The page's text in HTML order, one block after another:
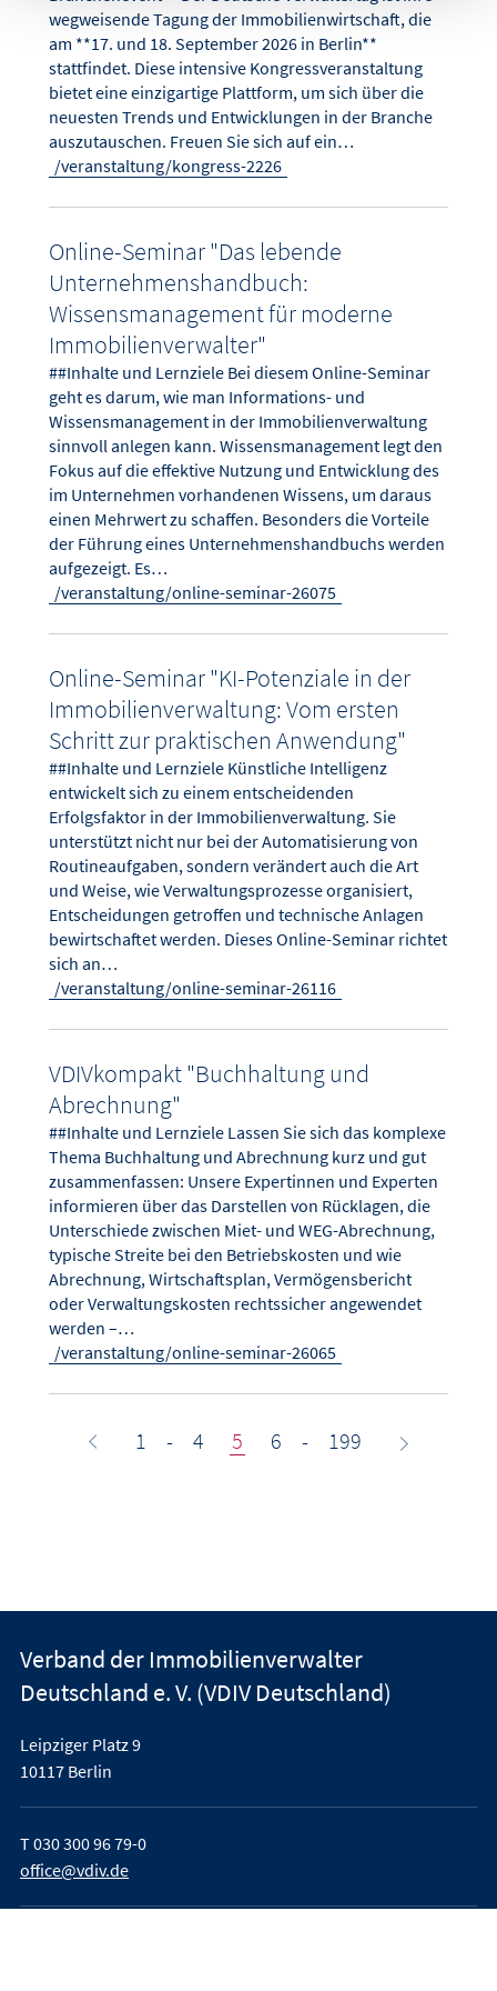
wegweisende Tagung der Immobilienwirtschaft, die
am **17. und 18. September 2026 in Berlin**
stattfindet. Diese intensive Kongressveranstaltung
bietet eine einzigartige Plattform, um sich über die
neuesten Trends und Entwicklungen in der Branche
auszutauschen. Freuen Sie sich auf ein…
/veranstaltung/kongress-2226
Online-Seminar "Das lebende
Unternehmenshandbuch:
Wissensmanagement für moderne
Immobilienverwalter"
##Inhalte und Lernziele Bei diesem Online-Seminar
geht es darum, wie man Informations- und
Wissensmanagement in der Immobilienverwaltung
sinnvoll anlegen kann. Wissensmanagement legt den
Fokus auf die effektive Nutzung und Entwicklung des
im Unternehmen vorhandenen Wissens, um daraus
einen Mehrwert zu schaffen. Besonders die Vorteile
der Führung eines Unternehmenshandbuchs werden
aufgezeigt. Es…
/veranstaltung/online-seminar-26075
Online-Seminar "KI-Potenziale in der
Immobilienverwaltung: Vom ersten
Schritt zur praktischen Anwendung"
##Inhalte und Lernziele Künstliche Intelligenz
entwickelt sich zu einem entscheidenden
Erfolgsfaktor in der Immobilienverwaltung. Sie
unterstützt nicht nur bei der Automatisierung von
Routineaufgaben, sondern verändert auch die Art
und Weise, wie Verwaltungsprozesse organisiert,
Entscheidungen getroffen und technische Anlagen
bewirtschaftet werden. Dieses Online-Seminar richtet
sich an…
/veranstaltung/online-seminar-26116
VDIVkompakt "Buchhaltung und
Abrechnung"
##Inhalte und Lernziele Lassen Sie sich das komplexe
Thema Buchhaltung und Abrechnung kurz und gut
zusammenfassen: Unsere Expertinnen und Experten
informieren über das Darstellen von Rücklagen, die
Unterschiede zwischen Miet- und WEG-Abrechnung,
typische Streite bei den Betriebskosten und wie
Abrechnung, Wirtschaftsplan, Vermögensbericht
oder Verwaltungskosten rechtssicher angewendet
werden –…
/veranstaltung/online-seminar-26065
1 - 4 5 6 - 199
Verband der Immobilienverwalter
Deutschland e. V. (VDIV Deutschland)
Leipziger Platz 9
10117 Berlin
T030 300 96 79-0
office@vdiv.de